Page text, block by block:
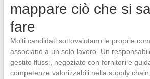
mappare ciò che si
fare
Molti candidati sottovalutano le proprie
associano a un solo lavoro. Un
gestito flussi, negoziato con fornitori e
competenze valorizzabili nella supply